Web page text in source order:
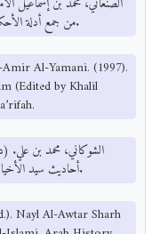
من جمع أدلة الأحكام (تحقيق خليل مأمون شبحا، ط3). دار المعرفة.
Al-Yamani. (1997).
(Edited by Khalil
الشوكاني، محمد بن علي.
أحاديث سيد الأخيار. إحياء التراث الإسلامي، مؤسسة التاريخ العربي.
Nayl Al-Awtar Sharh